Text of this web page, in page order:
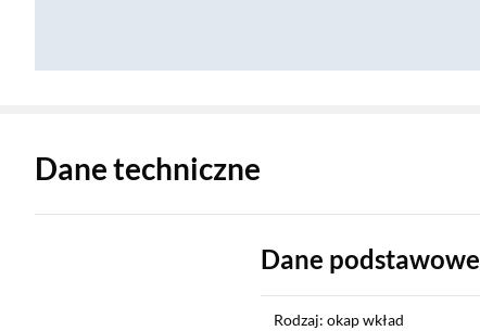
Dane techniczne
Dane podstawowe
Rodzaj: okap wkład